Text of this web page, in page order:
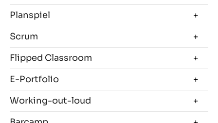
Planspiel
Scrum
Flipped Classroom
E-Portfolio
Working-out-loud